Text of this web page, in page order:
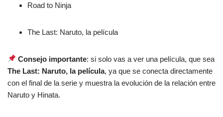
Road to Ninja
The Last: Naruto, la película
Consejo importante: si solo vas a ver una película, que sea
The Last: Naruto, la película, ya que se conecta directamente
con el final de la serie y muestra la evolución de la relación entre
Naruto y Hinata.